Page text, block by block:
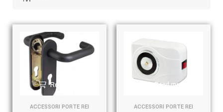
Read more
ACCESSORI PORTE REI
Read more
ACCESSORI PORTE REI